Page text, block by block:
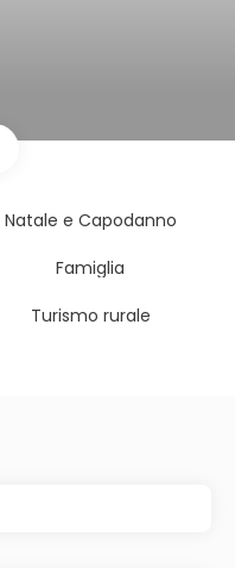
Natale e Capodanno
Famiglia
Turismo rurale